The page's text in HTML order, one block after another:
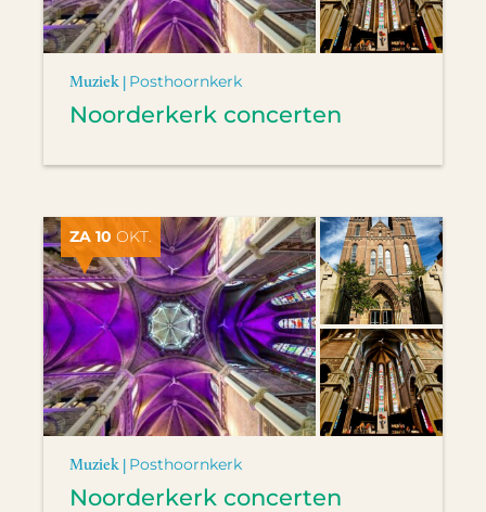
Muziek | Posthoornkerk
Noorderkerk concerten
ZA 10 OKT.
Muziek | Posthoornkerk
Noorderkerk concerten